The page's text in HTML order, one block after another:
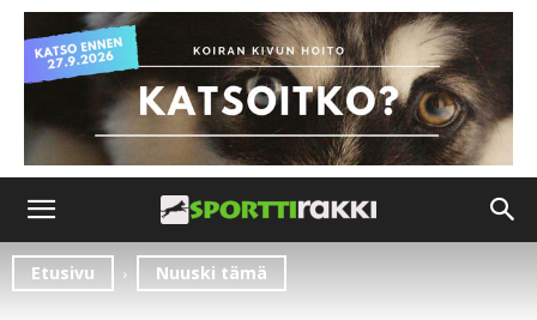
Etusivu Nuuski tämä